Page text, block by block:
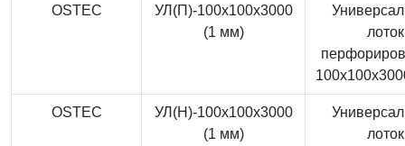
OSTEC
УЛ(П)-100x100x3000
(1 мм)
лоток
OSTEC
УЛ(Н)-100x100x3000
(1 мм)
лоток